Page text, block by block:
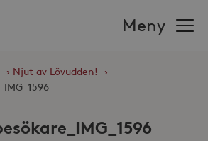
Meny
› Njut av Lövudden!
›